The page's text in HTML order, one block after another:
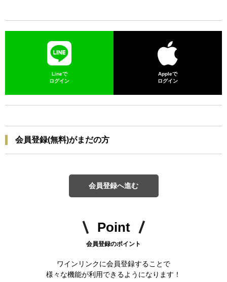
Lineで
ログイン
Appleで
ログイン
会員登録(無料)がまだの方
会員登録へ進む
Point
会員登録のポイント
ワインリンクに会員登録することで
様々な機能が利用できるようになります！